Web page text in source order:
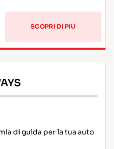
SCOPRI DI PIU
di guida per la tua auto